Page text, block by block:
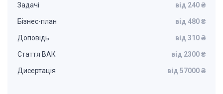
Задачі від 240 ₴
Бізнес-план від 480 ₴
Доповідь від 310 ₴
Стаття ВАК від 2300 ₴
Дисертація від 57000 ₴